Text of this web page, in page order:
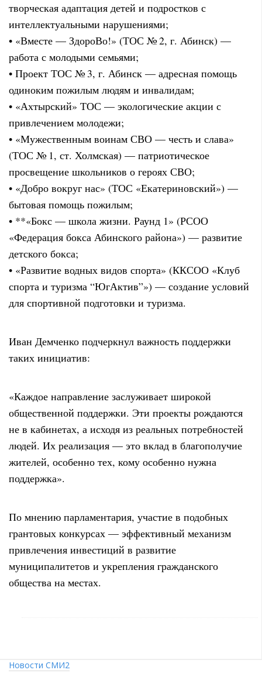
творческая адаптация детей и подростков с
интеллектуальными нарушениями;
• «Вместе — ЗдороВо!» (ТОС № 2, г. Абинск) —
работа с молодыми семьями;
• Проект ТОС № 3, г. Абинск — адресная помощь
одиноким пожилым людям и инвалидам;
• «Ахтырский» ТОС — экологические акции с
привлечением молодежи;
• «Мужественным воинам СВО — честь и слава»
(ТОС № 1, ст. Холмская) — патриотическое
просвещение школьников о героях СВО;
• «Добро вокруг нас» (ТОС «Екатериновский») —
бытовая помощь пожилым;
• **«Бокс — школа жизни. Раунд 1» (РСОО
«Федерация бокса Абинского района») — развитие
детского бокса;
• «Развитие водных видов спорта» (ККСОО «Клуб
спорта и туризма “ЮгАктив”») — создание условий
для спортивной подготовки и туризма.
Иван Демченко подчеркнул важность поддержки
таких инициатив:
«Каждое направление заслуживает широкой
общественной поддержки. Эти проекты рождаются
не в кабинетах, а исходя из реальных потребностей
людей. Их реализация — это вклад в благополучие
жителей, особенно тех, кому особенно нужна
поддержка».
По мнению парламентария, участие в подобных
грантовых конкурсах — эффективный механизм
привлечения инвестиций в развитие
муниципалитетов и укрепления гражданского
общества на местах.
Новости СМИ2